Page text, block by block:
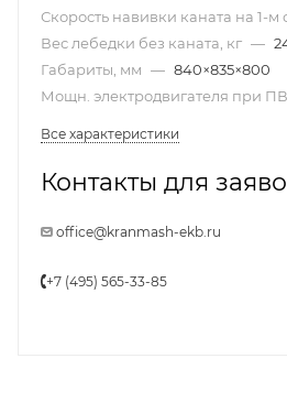
Скорость навивки каната на 1-м
Вес лебедки без каната, кг —
Габариты, мм — 840×835×800
Мощн. электродвигателя при
Все характеристики
Контакты для
office@kranmash-ekb.ru
+7 (495) 565-33-85